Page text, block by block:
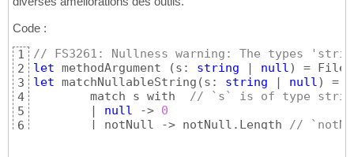
Code :
1
2
3
4
5
6
// FS3261: Nullness warning: The types
let methodArgument (s: string null)
let matchNullableString (s: string null)
        match s with
// `s` is of type
null -> 0
        | notNull -> notNull.Length
//